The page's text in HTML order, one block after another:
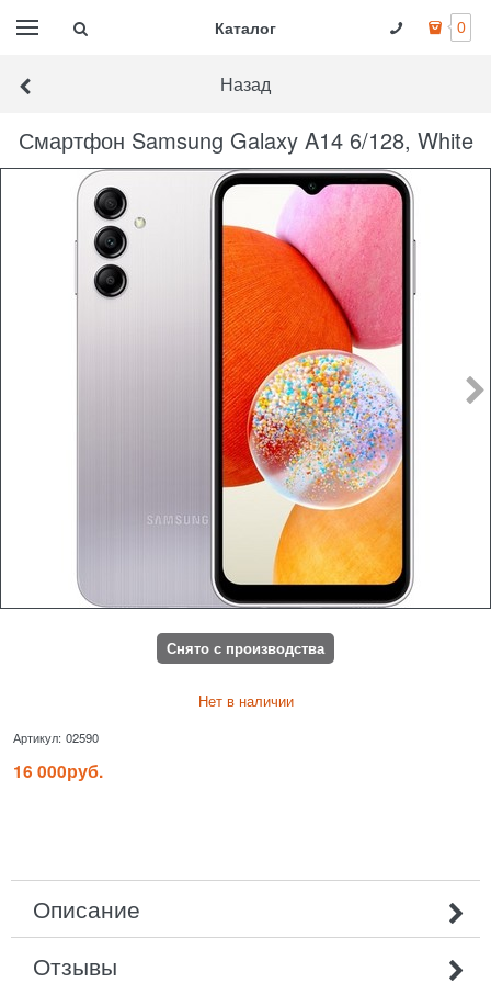
Каталог 0
Назад
Смартфон Samsung Galaxy A14 6/128, White
Снято с производства
Нет в наличии
Артикул: 02590
16 000руб.
Описание
Отзывы